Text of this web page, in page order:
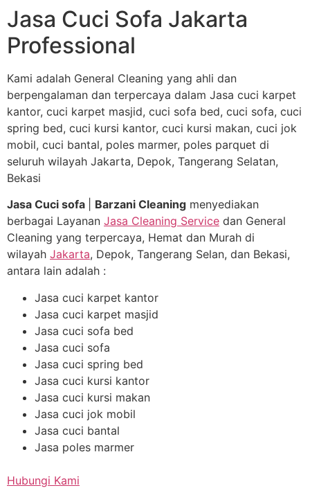
Jasa Cuci Sofa Jakarta
Professional
Kami adalah General Cleaning yang ahli dan
berpengalaman dan terpercaya dalam Jasa cuci karpet
kantor, cuci karpet masjid, cuci sofa bed, cuci sofa, cuci
spring bed, cuci kursi kantor, cuci kursi makan, cuci jok
mobil, cuci bantal, poles marmer, poles parquet di
seluruh wilayah Jakarta, Depok, Tangerang Selatan,
Bekasi
Jasa Cuci sofa
Barzani Cleaning menyediakan
berbagai Layanan Jasa Cleaning Service dan General
Cleaning yang terpercaya, Hemat dan Murah di
wilayah Jakarta, Depok, Tangerang Selan, dan Bekasi,
antara lain adalah :
Jasa cuci karpet kantor
Jasa cuci karpet masjid
Jasa cuci sofa bed
Jasa cuci sofa
Jasa cuci spring bed
Jasa cuci kursi kantor
Jasa cuci kursi makan
Jasa cuci jok mobil
Jasa cuci bantal
Jasa poles marmer
Hubungi Kami